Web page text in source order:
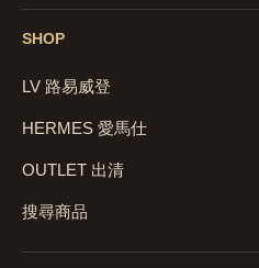
SHOP
LV 路易威登
HERMES 愛馬仕
OUTLET 出清
搜尋商品